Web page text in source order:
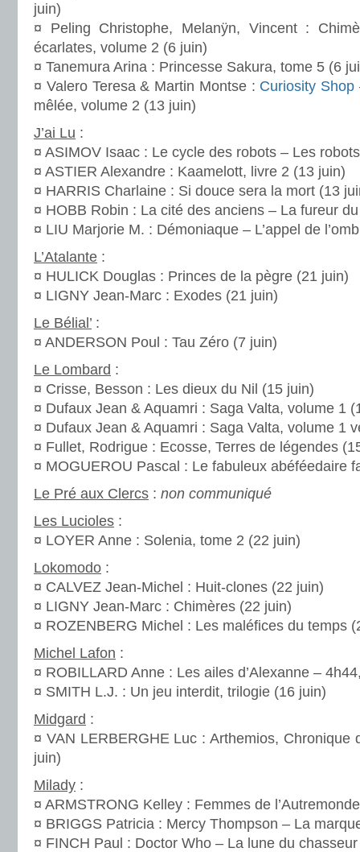
juin)
¤ Peling Christophe, Melanÿn, Vincent :
écarlates, volume 2 (6 juin)
¤ Tanemura Arina : Princesse Sakura, tome 5 (6
¤ Valero Teresa & Martin Montse : Curiosity Shop
mêlée, volume 2 (13 juin)
J’ai Lu :
¤ ASIMOV Isaac : Le cycle des robots – Les
¤ ASTIER Alexandre : Kaamelott, livre 2 (13 juin)
¤ HARRIS Charlaine : Si douce sera la mort (13
¤ HOBB Robin : La cité des anciens – La fureur
¤ LIU Marjorie M. : Démoniaque – L’appel de
L’Atalante :
¤ HULICK Douglas : Princes de la pègre (21 juin)
¤ LIGNY Jean-Marc : Exodes (21 juin)
Le Bélial’ :
¤ ANDERSON Poul : Tau Zéro (7 juin)
Le Lombard :
¤ Crisse, Besson : Les dieux du Nil (15 juin)
¤ Dufaux Jean & Aquamri : Saga Valta, volume 1
¤ Dufaux Jean & Aquamri : Saga Valta, volume 1
¤ Fullet, Rodrigue : Ecosse, Terres de légendes
¤ MOGUEROU Pascal : Le fabuleux abéféedaire
Le Pré aux Clercs : non communiqué
Les Lucioles :
¤ LOYER Anne : Solenia, tome 2 (22 juin)
Lokomodo :
¤ CALVEZ Jean-Michel : Huit-clones (22 juin)
¤ LIGNY Jean-Marc : Chimères (22 juin)
¤ ROZENBERG Michel : Les maléfices du temps
Michel Lafon :
¤ ROBILLARD Anne : Les ailes d’Alexanne –
¤ SMITH L.J. : Un jeu interdit, trilogie (16 juin)
Midgard :
¤ VAN LERBERGHE Luc : Arthemios, Chronique
juin)
Milady :
¤ ARMSTRONG Kelley : Femmes de
¤ BRIGGS Patricia : Mercy Thompson – La
¤ FINCH Paul : Doctor Who – La lune du chasseur